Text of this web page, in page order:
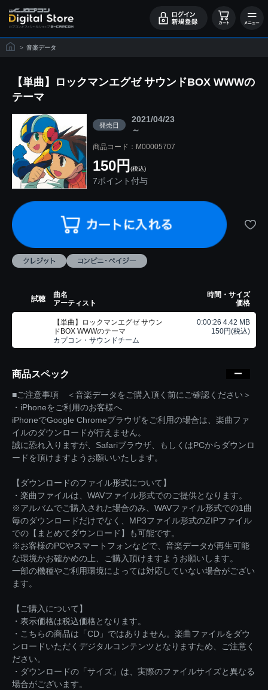
> 音楽データ
【単曲】ロックマンエグゼ サウンドBOX WWWの
テーマ
発売日
2021/04/23
～
商品コード：M00005707
150円 (税込)
7ポイント付与
試聴
曲名
アーティスト
時間・サイズ
価格
【単曲】ロックマンエグゼ サウン
ドBOX WWWのテーマ
カプコン・サウンドチーム
0:00:26 4.42 MB
150円(税込)
商品スペック
■ご注意事項 ＜音楽データをご購入頂く前にご確認ください＞
・iPhoneをご利用のお客様へ
iPhoneでGoogle Chromeブラウザをご利用の場合は、楽曲ファ
イルのダウンロードが行えません。
誠に恐れ入りますが、Safariブラウザ、もしくはPCからダウンロ
ードを頂けますようお願いいたします。
【ダウンロードのファイル形式について】
・楽曲ファイルは、WAVファイル形式でのご提供となります。
※アルバムでご購入された場合のみ、WAVファイル形式での1曲
毎のダウンロードだけでなく、MP3ファイル形式のZIPファイル
での【まとめてダウンロード】も可能です。
※お客様のPCやスマートフォンなどで、音楽データが再生可能
な環境かお確かめの上、ご購入頂けますようお願いします。
一部の機種やご利用環境によっては対応していない場合がござい
ます。
【ご購入について】
・表示価格は税込価格となります。
・こちらの商品は「CD」ではありません。楽曲ファイルをダウ
ンロードいただくデジタルコンテンツとなりますため、ご注意く
ださい。
・ダウンロードの「サイズ」は、実際のファイルサイズと異なる
場合がございます。